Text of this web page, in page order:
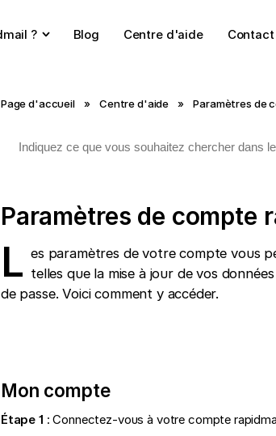
? Blog Centre d'aide Contact
Page d'accueil » Centre d'aide » Paramètres de
Paramètres de compte
L es paramètres de votre compte vous
telles que la mise à jour de vos
de passe. Voici comment y accéder.
Mon compte
Étape 1 : Connectez-vous à votre compte